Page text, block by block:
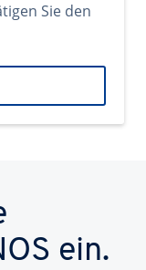
Sie den
ein.